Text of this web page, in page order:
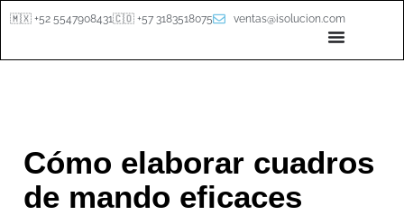
🇲🇽 +52 5547908431🇨🇴 +57 3183518075 ventas@isolucion.com
Cómo elaborar cuadros
de mando eficaces